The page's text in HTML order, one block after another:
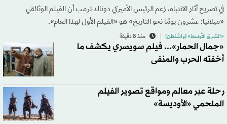
في تصريح أثار الانتباه، زعم الرئيس الأميركي دونالد ترمب أن الفيلم الوثائقي
«ميلانيا: عشرون يومًا نحو التاريخ» هو «الفيلم الأول لهذا العام».
«الشرق الأوسط» (واشنطن) منذ 8 دقيقة
«جمال الحمار»... فيلم سويسري يكشف ما
أخفته الحرب والمنفى
رحلة عبر معالم ومواقع تصوير الفيلم
الملحمي «الأوديسة»